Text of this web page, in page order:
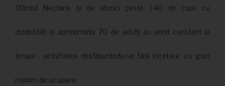
Sfântul Nectarie și de atunci peste 140 de copii cu
dizabilități și aproximativ 70 de adulți au venit constant la
terapii , activitatea desfășurându-se fără încetare, cu grad
maxim de ocupare.